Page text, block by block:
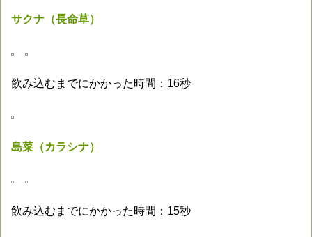
サクナ（長命草）
飲み込むまでにかかった時間：16秒
島菜（カラシナ）
飲み込むまでにかかった時間：15秒